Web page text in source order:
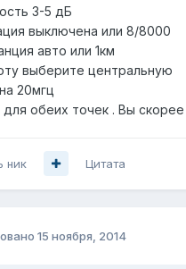
3-5 дБ
выключена или 8/8000
авто или 1км
выберите центральную
20мгц
обеих точек . Вы
ник Цитата
15 ноября, 2014